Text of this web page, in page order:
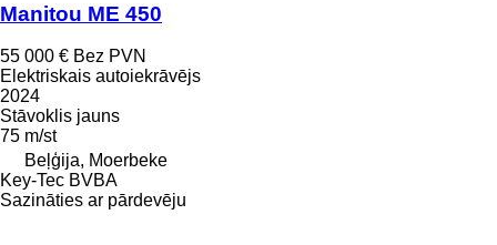
Manitou ME 450
55 000 € Bez PVN
Elektriskais autoiekrāvējs
2024
Stāvoklis jauns
75 m/st
Beļģija, Moerbeke
Key-Tec BVBA
Sazināties ar pārdevēju